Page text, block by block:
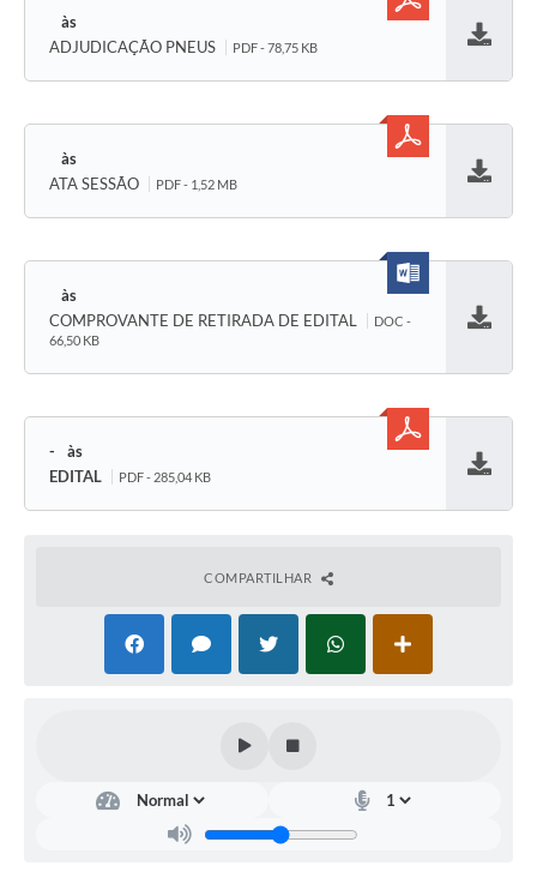
ADJUDICAÇÃO PNEUS PDF - 78,75 KB
ATA SESSÃO PDF - 1,52 MB
COMPROVANTE DE RETIRADA DE EDITAL
DOC -
66,50 KB
-
EDITAL
PDF - 285,04 KB
COMPARTILHAR